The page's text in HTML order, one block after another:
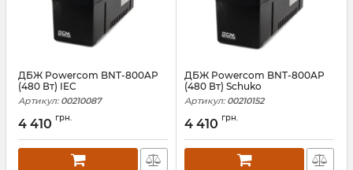
ДБЖ Powercom BNT-800AP
(480 Вт) IEC
Артикул: 00210087
4 410 грн.
ДБЖ Powercom BNT-800AP
(480 Вт) Schuko
Артикул: 00210152
4 410 грн.